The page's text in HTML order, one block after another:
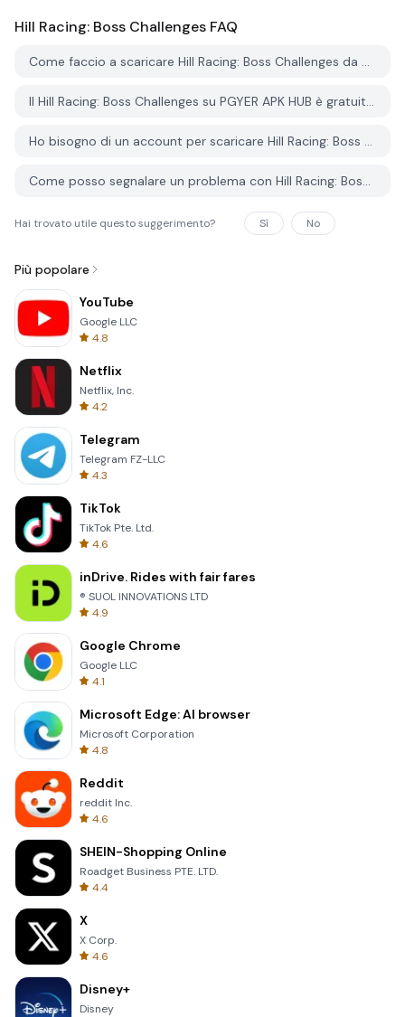
Hill Racing: Boss Challenges FAQ
Come faccio a scaricare Hill Racing: Boss Challenges da PGYER APK HUB?
Il Hill Racing: Boss Challenges su PGYER APK HUB è gratuito?
Ho bisogno di un account per scaricare Hill Racing: Boss Challenges da PGYER APK HUB?
Come posso segnalare un problema con Hill Racing: Boss Challenges su PGYER APK HUB?
Hai trovato utile questo suggerimento? Sì No
Più popolare
YouTube
Google LLC
4.8
Netflix
Netflix, Inc.
4.2
Telegram
Telegram FZ-LLC
4.3
TikTok
TikTok Pte. Ltd.
4.6
inDrive. Rides with fair fares
® SUOL INNOVATIONS LTD
4.9
Google Chrome
Google LLC
4.1
Microsoft Edge: AI browser
Microsoft Corporation
4.8
Reddit
reddit Inc.
4.6
SHEIN-Shopping Online
Roadget Business PTE. LTD.
4.4
X
X Corp.
4.6
Disney+
Disney